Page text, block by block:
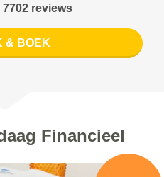
reviews
& BOEK
Financieel